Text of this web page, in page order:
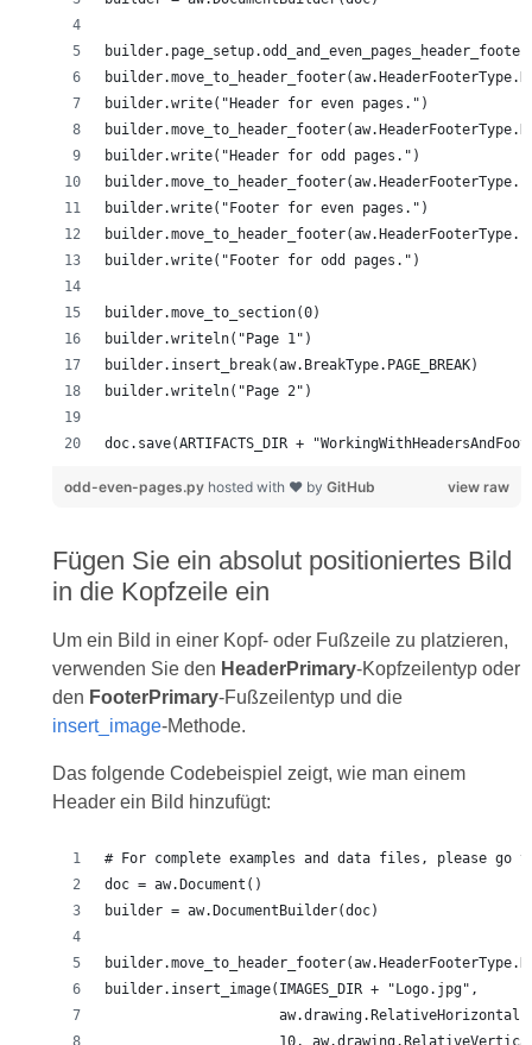
doc.save(ARTIFACTS_DIR +
view raw
odd-even-pages.py hosted with ❤ by GitHub
Fügen Sie ein absolut positioniertes Bild
in die Kopfzeile ein
Um ein Bild in einer Kopf- oder Fußzeile zu platzieren,
verwenden Sie den HeaderPrimary-Kopfzeilentyp oder
den FooterPrimary-Fußzeilentyp und die
insert_image-Methode.
Das folgende Codebeispiel zeigt, wie man einem
Header ein Bild hinzufügt: